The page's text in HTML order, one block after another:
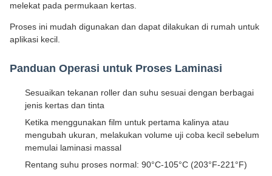
melekat pada permukaan kertas.
Proses ini mudah digunakan dan dapat dilakukan di rumah untuk
aplikasi kecil.
Panduan Operasi untuk Proses Laminasi
Sesuaikan tekanan roller dan suhu sesuai dengan berbagai
jenis kertas dan tinta
Ketika menggunakan film untuk pertama kalinya atau
mengubah ukuran, melakukan volume uji coba kecil sebelum
memulai laminasi massal
Rentang suhu proses normal: 90°C-105°C (203°F-221°F)